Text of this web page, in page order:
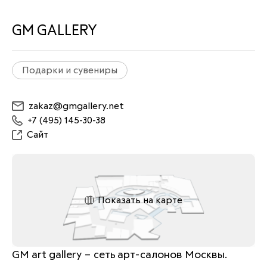
GM GALLERY
Подарки и сувениры
zakaz@gmgallery.net
+7 (495) 145-30-38
Сайт
Показать на карте
GM art gallery – сеть арт-салонов Москвы.